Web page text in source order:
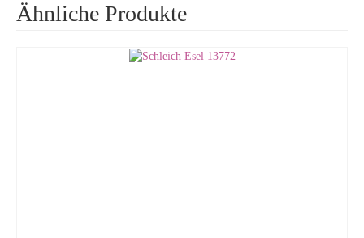
Ähnliche Produkte